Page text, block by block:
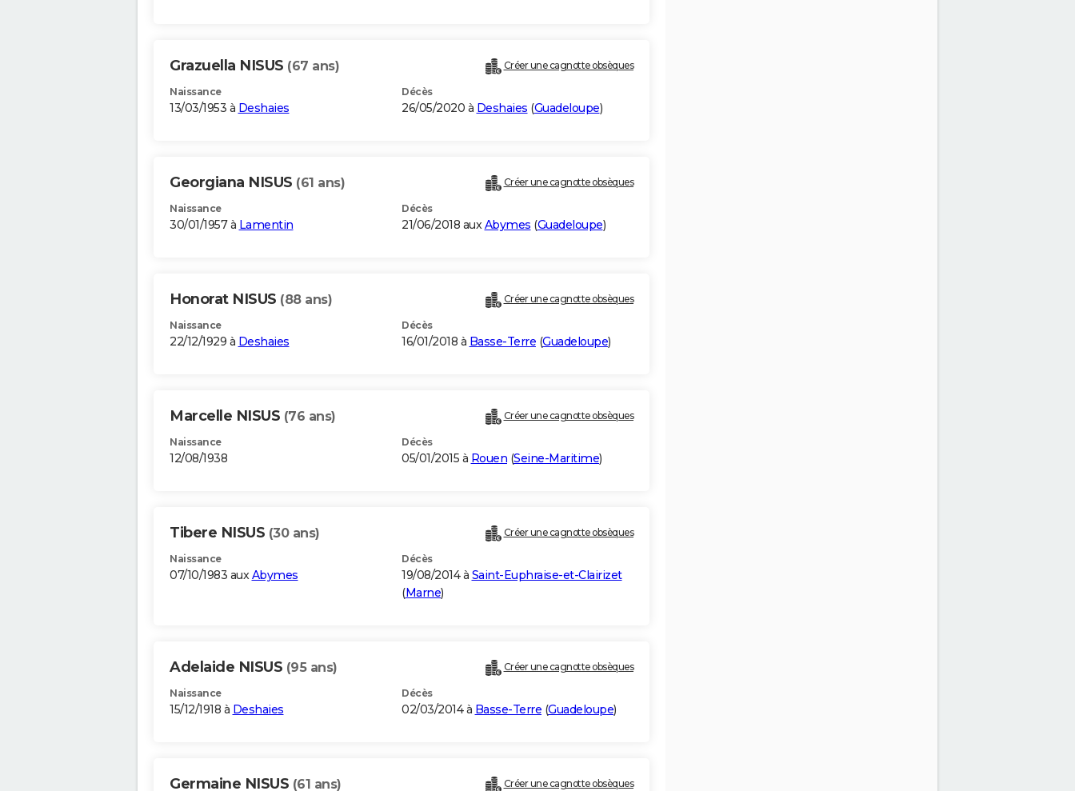
Grazuella NISUS (67 ans) Créer une cagnotte obsèques
Naissance
13/03/1953 à Deshaies
Décès
26/05/2020 à Deshaies (Guadeloupe)
Georgiana NISUS (61 ans) Créer une cagnotte obsèques
Naissance
30/01/1957 à Lamentin
Décès
21/06/2018 auxAbymes (Guadeloupe)
Honorat NISUS (88 ans) Créer une cagnotte obsèques
Naissance
22/12/1929 à Deshaies
Décès
16/01/2018 à Basse-Terre (Guadeloupe)
Marcelle NISUS (76 ans) Créer une cagnotte obsèques
Naissance
12/08/1938
Décès
05/01/2015 à Rouen (Seine-Maritime)
Tibere NISUS (30 ans) Créer une cagnotte obsèques
Naissance
07/10/1983 auxAbymes
Décès
19/08/2014 à Saint-Euphraise-et-Clairizet
(Marne)
Adelaide NISUS (95 ans) Créer une cagnotte obsèques
Naissance
15/12/1918 à Deshaies
Décès
02/03/2014 à Basse-Terre (Guadeloupe)
Germaine NISUS (61 ans) Créer une cagnotte obsèques